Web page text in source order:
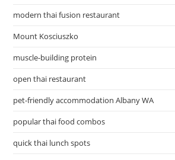
modern thai fusion restaurant
Mount Kosciuszko
muscle-building protein
open thai restaurant
pet-friendly accommodation Albany WA
popular thai food combos
quick thai lunch spots